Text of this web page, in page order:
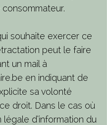
souhaite exercer ce
peut le faire
un mail à
en indiquant de
sa volonté
droit. Dans le cas où
légale d’information du